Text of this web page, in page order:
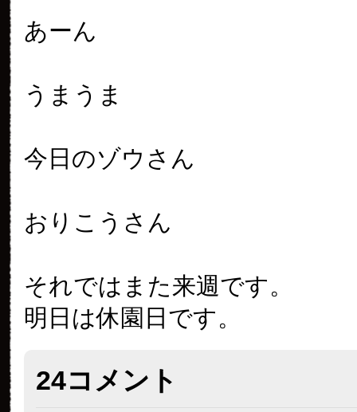
あーん
うまうま
今日のゾウさん
おりこうさん
それではまた来週です。
明日は休園日です。
24コメント